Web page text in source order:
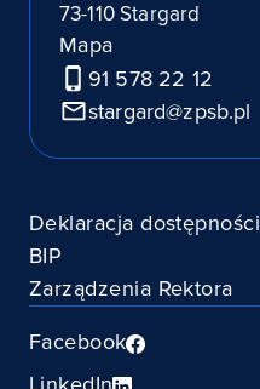
73-110 Stargard
Mapa
91 578 22 12
stargard@zpsb.pl
Deklaracja dostępności
BIP
Zarządzenia Rektora
Facebook